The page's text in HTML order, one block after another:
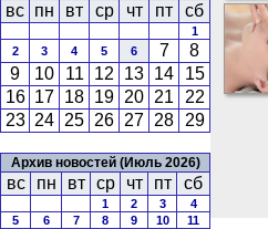
вс пн вт ср чт пт сб
1
2
3 4 5 6 7
8
9
10 11 12 13 14
15
16 17 18 19 20 21
22
23 24 25 26 27 28 29
Архив новостей (Июль 2026)
вс пн вт ср чт пт сб
1 2 3
4
5
6 7 8 9 10
11